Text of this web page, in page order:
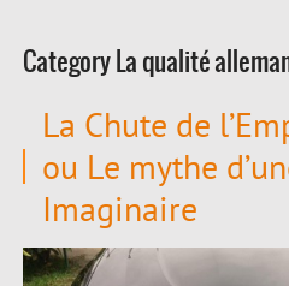
Category La qualité
La Chute de
ou Le mythe
Imaginaire